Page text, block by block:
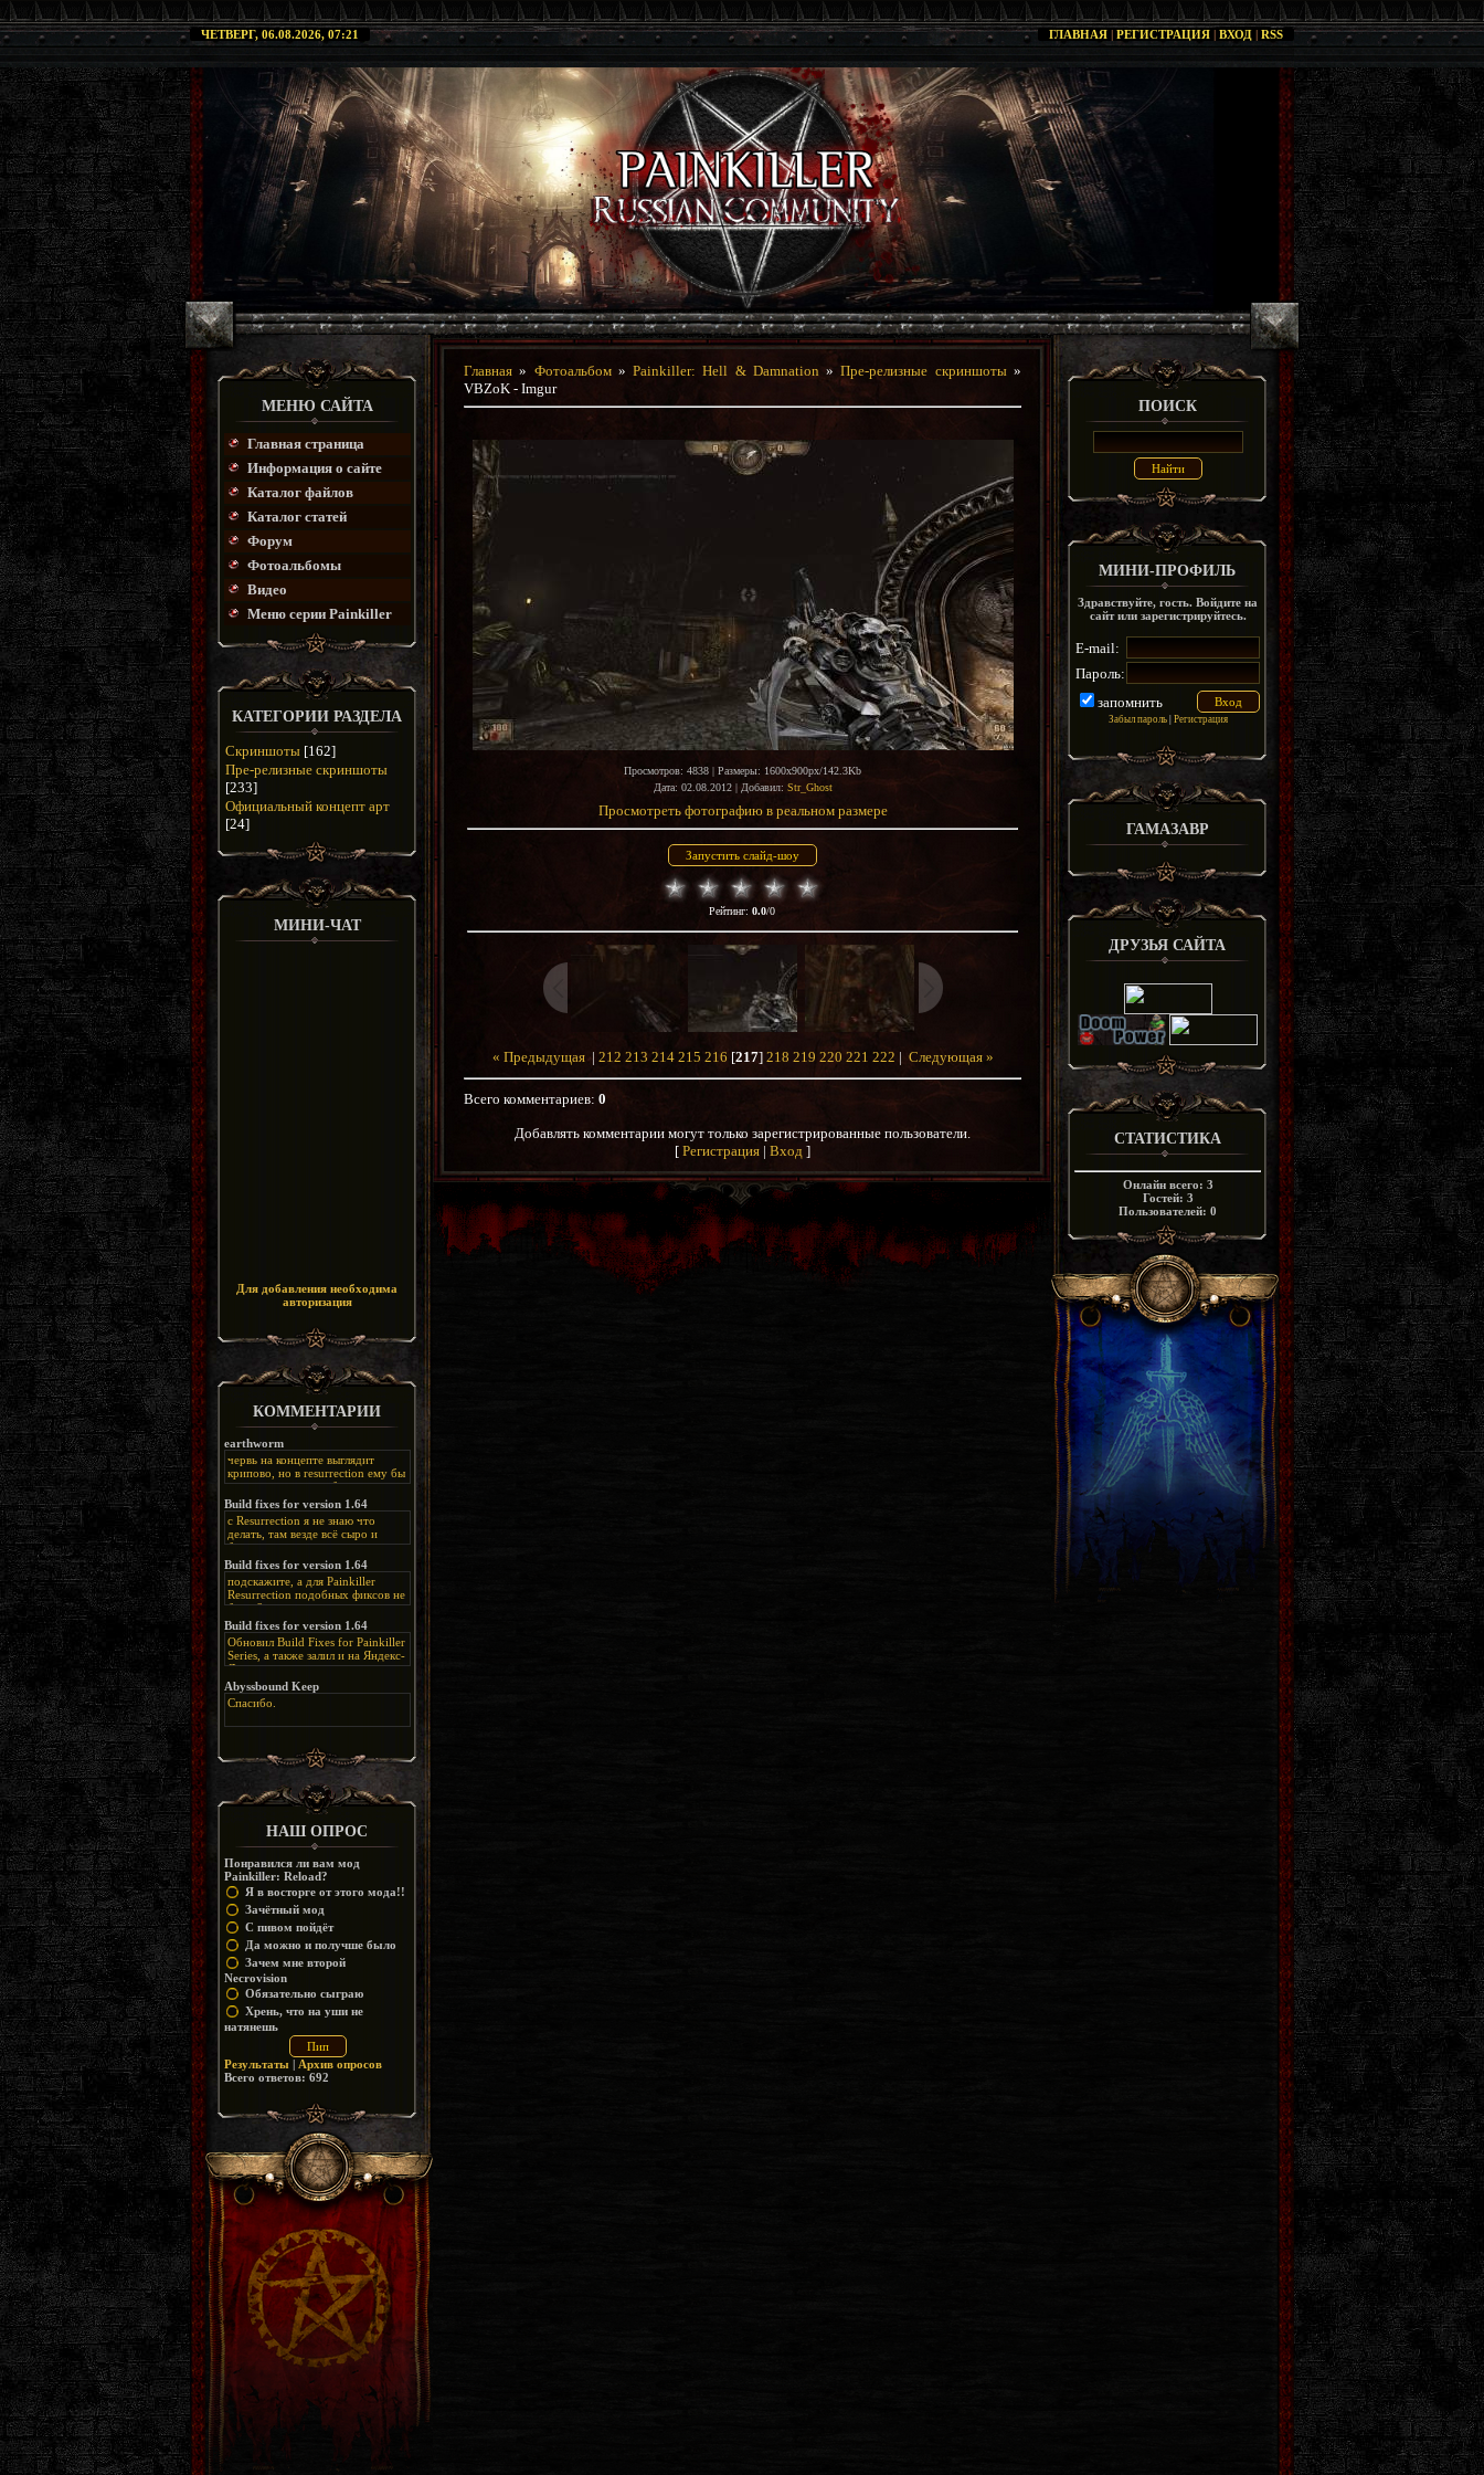
ЧЕТВЕРГ, 06.08.2026, 07:21 ГЛАВНАЯ | РЕГИСТРАЦИЯ | ВХОД | RSS
МЕНЮ САЙТА
Главная страница
Информация о сайте
Каталог файлов
Каталог статей
Форум
Фотоальбомы
Видео
Меню серии Painkiller
КАТЕГОРИИ РАЗДЕЛА
Скриншоты [162]
Пре-релизные скриншоты
[233]
Официальный концепт арт
[24]
МИНИ-ЧАТ
Для добавления необходима
авторизация
КОММЕНТАРИИ
earthworm
червь на концепте выглядит
крипово, но в resurrection ему бы
нашлось место, особенно в
каких-нибудь подземных
катакомбах. жаль, что половину
задумок там вырезали, зато и
рпгшности меньше. build fixes
спасибо что перезалили на
яндекс. а вот в комментах на
сайте у меня пару раз вылезала
левая вставка
https://uzbekmelbet.com/ru/
дико отвлекает от обсуждения
скринов.
Build fixes for version 1.64
с Resurrection я не знаю что
делать, там везде всё сыро и
баговано, от чего и заниматься
этим не хочется, тут либо играть
как есть или искать патчи для
этого дополнения на moddb,
либо же на крайняк играть мод
Resurrection, но настолько что не
особо уже и узнаётся
Build fixes for version 1.64
подскажите, а для Painkiller
Resurrection подобных фиксов не
будет?
Build fixes for version 1.64
Обновил Build Fixes for Painkiller
Series, а также залил и на Яндекс-
Диск
https://disk.yandex.ru/d/_zvZekuO5FTd3Q
Abyssbound Keep
Спасибо.
НАШ ОПРОС
Понравился ли вам мод
Painkiller: Reload?
Я в восторге от этого мода!!
Зачётный мод
С пивом пойдёт
Да можно и получше было
Зачем мне второй
Necrovision
Обязательно сыграю
Хрень, что на уши не
натянешь
Результаты | Архив опросов
Всего ответов: 692
Главная » Фотоальбом»Painkiller: Hell & Damnation»Пре-релизные скриншоты»
VBZoK - Imgur
Просмотров: 4838 | Размеры: 1600x900px/142.3Kb
Дата: 02.08.2012 | Добавил: Str_Ghost
Просмотреть фотографию в реальном размере
Рейтинг: 0.0/0
« Предыдущая| 212 213 214 215 216 [217] 218 219 220 221 222 | Следующая »
Всего комментариев: 0
Добавлять комментарии могут только зарегистрированные пользователи.
[ Регистрация | Вход ]
ПОИСК
МИНИ-ПРОФИЛЬ
Здравствуйте, гость. Войдите на
сайт или зарегистрируйтесь.
E-mail:
Пароль:
запомнить
Забыл пароль| Регистрация
ГАМАЗАВР
ДРУЗЬЯ САЙТА
СТАТИСТИКА
Онлайн всего: 3
Гостей: 3
Пользователей: 0